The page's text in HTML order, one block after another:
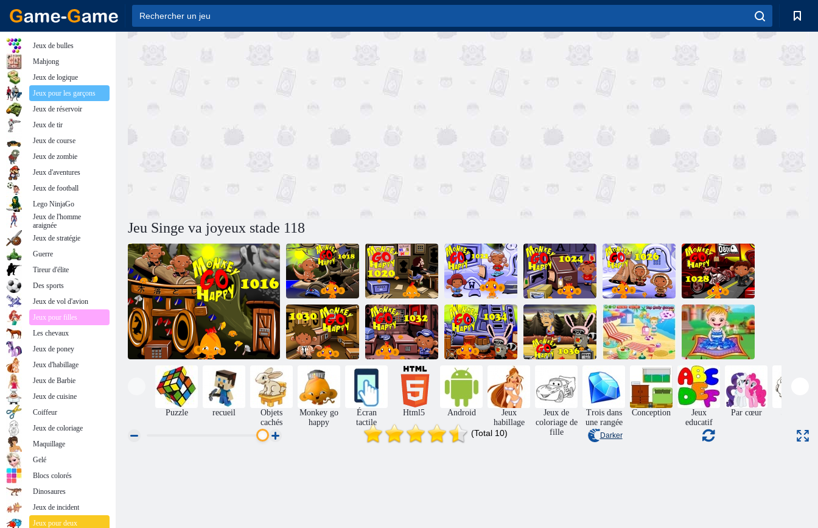
Jeu Singe va joyeux stade 118
Singe Go Happy
Stage 1018
Singe Go Happy
Stage 1020
Singe Go Happy
Stage 1022
Singe Go Happy
Stage 1024
Singe Go Happy
Stage 1026
Singe Go Happy
Stage 1028
Singe Go Happy
Stage 1030
Singe Go Happy
Stage 1032
Singe Go Happy
Stage 1034
Singe Go Happy
Stage 1036
Bébé Hazel à la
plage
Bébé Noisette:
Fairyland
Puzzle recueil
Objets
cachés
Monkey go
happy
Écran
tactile
Html5 Android
Jeux
habillage
Jeux de
coloriage de
fille
Trois dans
une rangée
Conception
Jeux
educatif
Par cœur
(Total 10) Darker
Jeux de bulles
Mahjong
Jeux de logique
Jeux pour les garçons
Jeux de réservoir
Jeux de tir
Jeux de course
Jeux de zombie
Jeux d'aventures
Jeux de football
Lego NinjaGo
Jeux de l'homme
araignée
Jeux de stratégie
Guerre
Tireur d'élite
Des sports
Jeux de vol d'avion
Jeux pour filles
Les chevaux
Jeux de poney
Jeux d'habillage
Jeux de Barbie
Jeux de cuisine
Coiffeur
Jeux de coloriage
Maquillage
Gelé
Blocs colorés
Dinosaures
Jeux de incident
Jeux pour deux